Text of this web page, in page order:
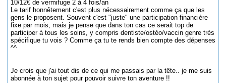
10/12€ de vermifuge 2 à 4 fois/an
Le tarif honnêtement c'est plus nécessairement comme ça que les
gens le proposent. Souvent c'est "juste" une participation financière
fixe par mois, mais je pense que dans ton cas ce serait top de
participer à tous les soins, y compris dentiste/ostéo/vaccin genre très
spécifique tu vois ? Comme ça tu te rends bien compte des dépenses
^^
Je crois que j'ai tout dis de ce qui me passais par la tête.. je me suis
abonnée à ton sujet pour pouvoir suivre ton aventure !!